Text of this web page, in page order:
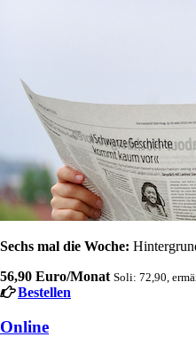
Sechs mal die Woche:
56,90 Euro/Monat Soli: 72,90,
Bestellen
Online